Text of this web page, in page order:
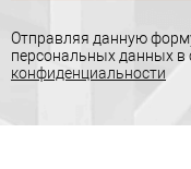
Отправляя данную
персональных данных в
конфиденциальности